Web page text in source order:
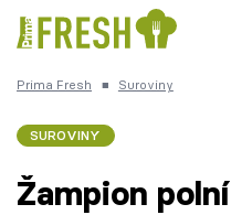
Česká kuchyně
Prima Fresh ■ Suroviny
SUROVINY
Žampion polní